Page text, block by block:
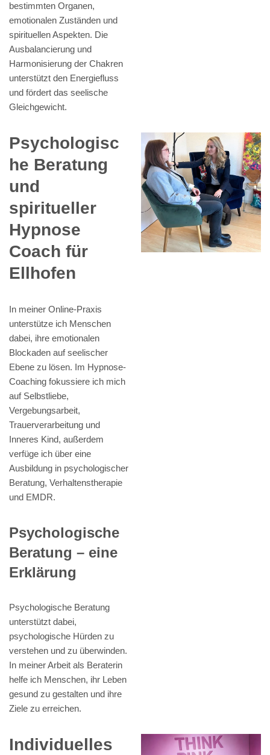
bestimmten Organen,
emotionalen Zuständen und
spirituellen Aspekten. Die
Ausbalancierung und
Harmonisierung der Chakren
unterstützt den Energiefluss
und fördert das seelische
Gleichgewicht.
Psychologisc
he Beratung
und
spiritueller
Hypnose
Coach für
Ellhofen
In meiner Online-Praxis
unterstütze ich Menschen
dabei, ihre emotionalen
Blockaden auf seelischer
Ebene zu lösen. Im Hypnose-
Coaching fokussiere ich mich
auf Selbstliebe,
Vergebungsarbeit,
Trauerverarbeitung und
Inneres Kind, außerdem
verfüge ich über eine
Ausbildung in psychologischer
Beratung, Verhaltenstherapie
und EMDR.
Psychologische
Beratung – eine
Erklärung
Psychologische Beratung
unterstützt dabei,
psychologische Hürden zu
verstehen und zu überwinden.
In meiner Arbeit als Beraterin
helfe ich Menschen, ihr Leben
gesund zu gestalten und ihre
Ziele zu erreichen.
Individuelles